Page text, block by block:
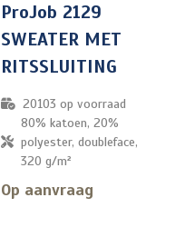
ProJob 2129
SWEATER MET
RITSSLUITING
20103 op voorraad
80% katoen, 20%
polyester, doubleface,
320 g/m²
Op aanvraag